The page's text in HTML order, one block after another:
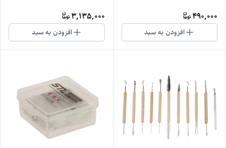
490,000
افزودن به سبد
3,135,000
افزودن به سبد